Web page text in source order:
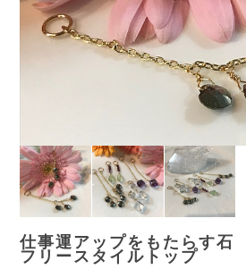
仕事運アップをもたらす
フリースタイルトップ